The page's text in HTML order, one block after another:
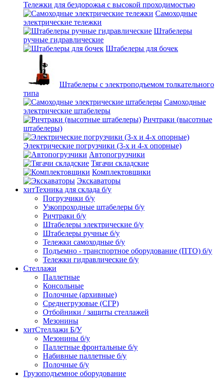
Тележки для бездорожья с высокой проходимостью
Самоходные
электрические тележки
Штабелеры
ручные гидравлические
Штабелеры для бочек
Штабелеры с электроподъемом толкательного
типа
Самоходные
электрические штабелеры
Ричтраки (высотные
штабелеры)
Электрические погрузчики (3-х и 4-х опорные)
Автопогрузчики
Тягачи складские
Комплектовщики
Экскаваторы
хитТехника для склада б/у
Погрузчики б/у
Узкопроходные штабелеры б/у
Ричтраки б/у
Штабелеры электрические б/у
Штабелеры ручные б/у
Тележки самоходные б/у
Подъемно - транспортное оборудование (ПТО) б/у
Тележки гидравлические б/у
Стеллажи
Паллетные
Консольные
Полочные (архивные)
Среднегрузовые (СГР)
Отбойники / защиты стеллажей
Мезонины
хитСтеллажи Б/У
Мезонины б/у
Паллетные фронтальные б/у
Набивные паллетные б/у
Полочные б/у
Грузоподъемное оборудование